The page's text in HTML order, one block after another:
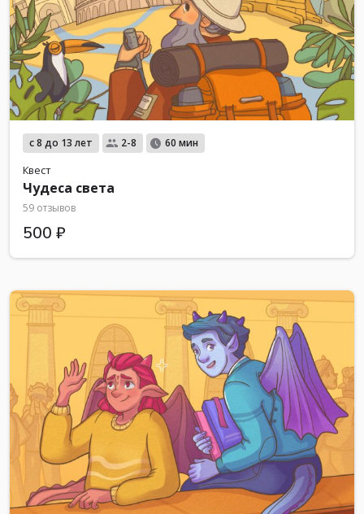
с 8 до 13 лет 2-8 60 мин
Квест
Чудеса света
59 отзывов
500 ₽